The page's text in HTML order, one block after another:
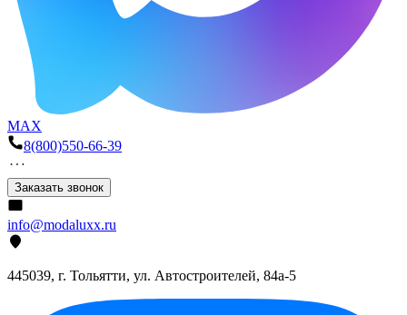
MAX
8(800)550-66-39
Заказать звонок
info@modaluxx.ru
445039, г. Тольятти, ул. Автостроителей, 84а-5